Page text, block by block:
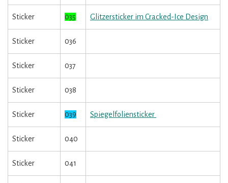
Sticker 035 Glitzersticker im Cracked-Ice Design
Sticker 036
Sticker 037
Sticker 038
Sticker 039 Spiegelfoliensticker
Sticker 040
Sticker 041